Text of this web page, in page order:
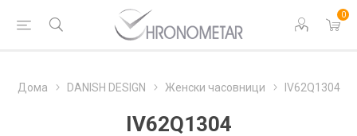
0
Дома DANISH DESIGN Женски часовници IV62Q1304
IV62Q1304